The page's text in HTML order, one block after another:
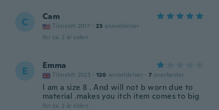
C Cam
Tilmeldt 2017 · 23 anmeldelser
for ca. 2 år siden
E Emma
Tilmeldt 2023 · 120 anmeldelser · 7 overførsler
I am a size 8 . And will not b worn due to
material .makes you itch item comes to big
for ca. 2 år siden